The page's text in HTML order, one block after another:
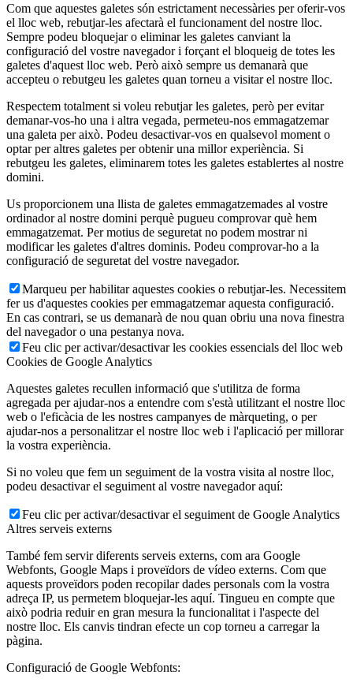
Com que aquestes galetes són estrictament necessàries per oferir-vos
el lloc web, rebutjar-les afectarà el funcionament del nostre lloc.
Sempre podeu bloquejar o eliminar les galetes canviant la
configuració del vostre navegador i forçant el bloqueig de totes les
galetes d'aquest lloc web. Però això sempre us demanarà que
accepteu o rebutgeu les galetes quan torneu a visitar el nostre lloc.
Respectem totalment si voleu rebutjar les galetes, però per evitar
demanar-vos-ho una i altra vegada, permeteu-nos emmagatzemar
una galeta per això. Podeu desactivar-vos en qualsevol moment o
optar per altres galetes per obtenir una millor experiència. Si
rebutgeu les galetes, eliminarem totes les galetes establertes al nostre
domini.
Us proporcionem una llista de galetes emmagatzemades al vostre
ordinador al nostre domini perquè pugueu comprovar què hem
emmagatzemat. Per motius de seguretat no podem mostrar ni
modificar les galetes d'altres dominis. Podeu comprovar-ho a la
configuració de seguretat del vostre navegador.
Marqueu per habilitar aquestes cookies o rebutjar-les. Necessitem
fer us d'aquestes cookies per emmagatzemar aquesta configuració.
En cas contrari, se us demanarà de nou quan obriu una nova finestra
del navegador o una pestanya nova.
Feu clic per activar/desactivar les cookies essencials del lloc web
Cookies de Google Analytics
Aquestes galetes recullen informació que s'utilitza de forma
agregada per ajudar-nos a entendre com s'està utilitzant el nostre lloc
web o l'eficàcia de les nostres campanyes de màrqueting, o per
ajudar-nos a personalitzar el nostre lloc web i l'aplicació per millorar
la vostra experiència.
Si no voleu que fem un seguiment de la vostra visita al nostre lloc,
podeu desactivar el seguiment al vostre navegador aquí:
Feu clic per activar/desactivar el seguiment de Google Analytics
Altres serveis externs
També fem servir diferents serveis externs, com ara Google
Webfonts, Google Maps i proveïdors de vídeo externs. Com que
aquests proveïdors poden recopilar dades personals com la vostra
adreça IP, us permetem bloquejar-les aquí. Tingueu en compte que
això podria reduir en gran mesura la funcionalitat i l'aspecte del
nostre lloc. Els canvis tindran efecte un cop torneu a carregar la
pàgina.
Configuració de Google Webfonts: